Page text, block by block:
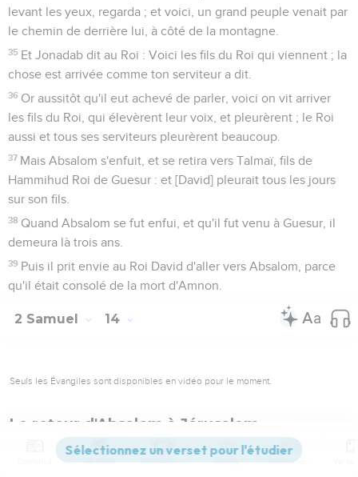
levant les yeux, regarda ; et voici, un grand peuple venait par
le chemin de derrière lui, à côté de la montagne.
35 Et Jonadab dit au Roi : Voici les fils du Roi qui viennent ; la
chose est arrivée comme ton serviteur a dit.
36 Or aussitôt qu'il eut achevé de parler, voici on vit arriver
les fils du Roi, qui élevèrent leur voix, et pleurèrent ; le Roi
aussi et tous ses serviteurs pleurèrent beaucoup.
37 Mais Absalom s'enfuit, et se retira vers Talmaï, fils de
Hammihud Roi de Guesur : et [David] pleurait tous les jours
sur son fils.
38 Quand Absalom se fut enfui, et qu'il fut venu à Guesur, il
demeura là trois ans.
39 Puis il prit envie au Roi David d'aller vers Absalom, parce
qu'il était consolé de la mort d'Amnon.
2 Samuel 14
Seuls les Évangiles sont disponibles en vidéo pour le moment.
Le retour d'Absalom à Jérusalem
Alors Joab, fils de Tséruja, connaissant que le coeur du Roi
Versions Commentaires Strong